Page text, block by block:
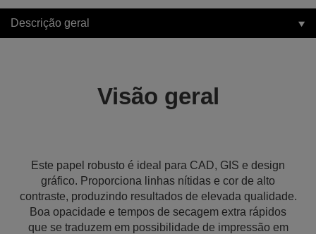
Descrição geral
Visão geral
Este papel robusto é ideal para CAD, GIS e design
gráfico. Proporciona linhas nítidas e cor de alto
contraste, produzindo resultados de elevada qualidade.
Boa opacidade e tempos de secagem extra rápidos
que se traduzem em possibilidade de impressão em